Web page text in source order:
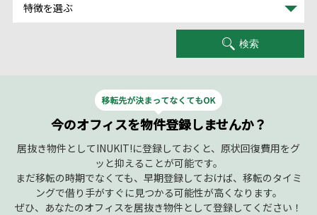
特徴を選ぶ
検索
今のオフィスを物件登録しませんか？
居抜き物件としてINUKIT!に登録しておくと、原状回復費用をグ
ッと抑えることが可能です。
まだ移転の時期でなくても、早期登録しておけば、移転のタイミ
ングで借り手がすぐに見つかる可能性が高くなります。
ぜひ、あなたのオフィスを居抜き物件として登録してください！